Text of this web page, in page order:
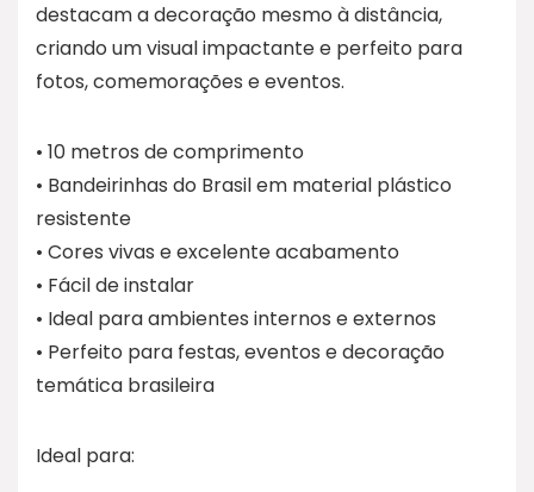
destacam a decoração mesmo à distância,
criando um visual impactante e perfeito para
fotos, comemorações e eventos.
• 10 metros de comprimento
• Bandeirinhas do Brasil em material plástico
resistente
• Cores vivas e excelente acabamento
• Fácil de instalar
• Ideal para ambientes internos e externos
• Perfeito para festas, eventos e decoração
temática brasileira
Ideal para: